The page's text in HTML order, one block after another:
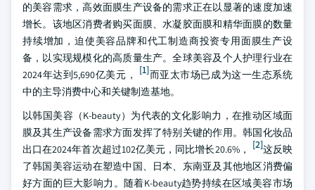
的美容需求，高效面膜生产设备的需求正在以显著的速度加速
增长。该地区消费者购买面膜、水凝胶面膜和精华面膜的数量
持续增加，迫使美容品牌和代工制造商投资专用面膜生产设
备，以实现规模化的高质量生产。全球美容及个人护理行业在
2024年达到5,690亿美元，
[1]而亚太市场已成为这一生态系统
中的主导消费中心和关键制造基地。
以韩国美容（K-beauty）为代表的文化影响力，在推动区域面
膜及其生产设备需求方面发挥了特别关键的作用。韩国化妆品
出口在2024年首次超过102亿美元，同比增长20.6%，
[2]这反映
了韩国美容运动在塑造中国、日本、东南亚及其他地区消费偏
好方面的巨大影响力。随着K-beauty趋势持续在区域美容市场